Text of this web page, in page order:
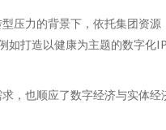
压力的背景下，依托集团资
如打造以健康为主题的数字
，也顺应了数字经济与实体